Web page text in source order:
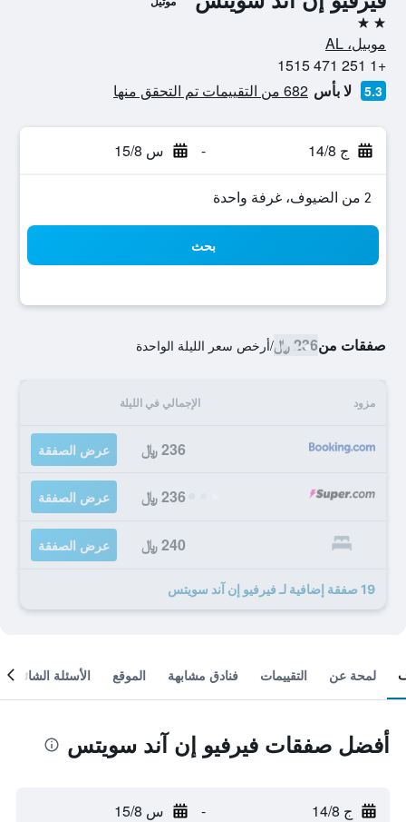
2 نجمتين
موبيل، AL
+1 251 471 1515
5.3 لا بأس 682 من التقييمات تم التحقق منها
ج 14/8 - س 15/8
2 من الضيوف، غرفة واحدة
بحث
صفقات من236 ﷼ /أرخص سعر الليلة الواحدة
مزود الإجمالي في الليلة
236 ﷼ عرض الصفقة
236 ﷼ عرض الصفقة
240 ﷼ عرض الصفقة
19 صفقة إضافية لـ فيرفيو إن آند سويتس
لمحة عن التقييمات فنادق مشابهة الموقع الأسئلة الشائعة
أفضل صفقات فيرفيو إن آند سويتس
ج 14/8 - س 15/8